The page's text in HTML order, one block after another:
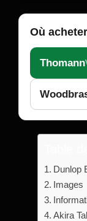
Où acheter
Thomann
Dunlop
Images
Akira